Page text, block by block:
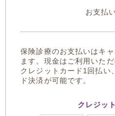
お支払
保険診療のお支払いはキ
ます。現金はご利用いただ
クレジットカード1回払い
ド決済が可能です。
クレジッ